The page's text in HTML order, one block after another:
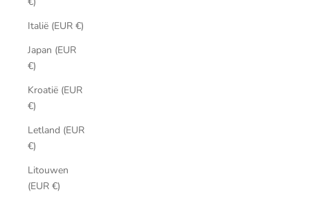
Italië (EUR €)
Japan (EUR
€)
Kroatië (EUR
€)
Letland (EUR
€)
Litouwen
(EUR €)